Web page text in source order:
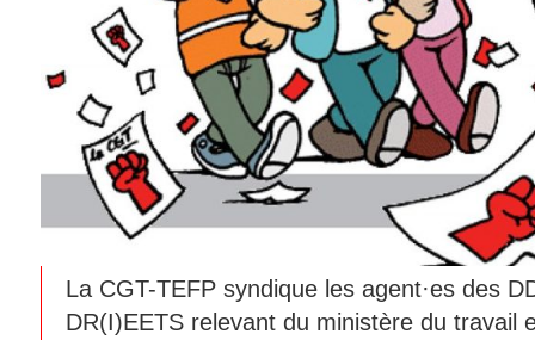
La CGT-TEFP syndique les agent·es des
DR(I)EETS relevant du ministère du travail